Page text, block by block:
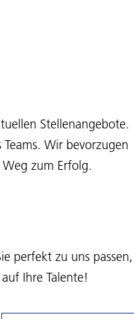
Stellenangebote.
Wir bevorzugen
zum Erfolg.
perfekt zu uns passen,
Ihre Talente!